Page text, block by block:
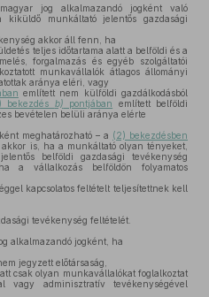
jog alkalmazandó jogként való
kiküldő munkáltató jelentős gazdasági
akkor áll fenn, ha
teljes időtartama alatt a belföldi és a
forgalmazás és egyéb szolgáltatói
munkavállalók átlagos állományi
aránya eléri, vagy
említett nem külföldi gazdálkodásból
b) pontjában említett belföldi
bevételen belüli aránya elérte
meghatározható – a (2) bekezdésben
is, ha a munkáltató olyan tényeket,
belföldi gazdasági tevékenység
a vállalkozás belföldön folyamatos
kapcsolatos feltételt teljesítettnek kell
tevékenység feltételét.
alkalmazandó jogként, ha
jegyzett előtársaság,
csak olyan munkavállalókat foglalkoztat
adminisztratív tevékenységével